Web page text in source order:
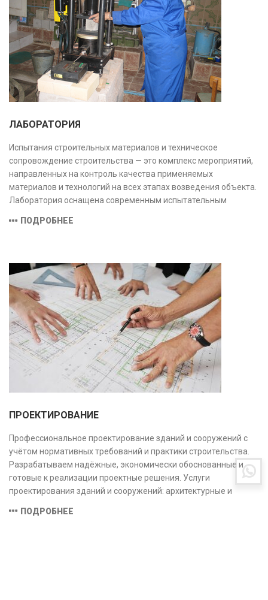
ЛАБОРАТОРИЯ
Испытания строительных материалов и техническое
сопровождение строительства — это комплекс мероприятий,
направленных на контроль качества применяемых
материалов и технологий на всех этапах возведения объекта.
Лаборатория оснащена современным испытательным
соответствующими заявленной области аккредитации.
ПОДРОБНЕЕ
ПРОЕКТИРОВАНИЕ
Профессиональное проектирование зданий и сооружений с
учётом нормативных требований и практики строительства.
Разрабатываем надёжные, экономически обоснованные и
готовые к реализации проектные решения. Услуги
проектирования зданий и сооружений: архитектурные и
сметная документация. Полный цикл работ с учётом норм и
ПОДРОБНЕЕ